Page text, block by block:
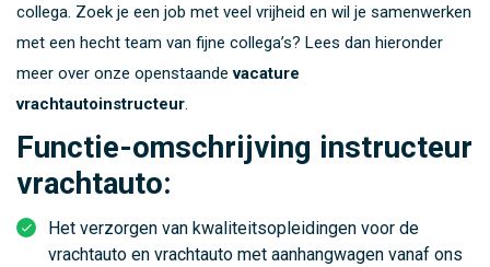
collega. Zoek je een job met veel vrijheid en wil je samenwerken
met een hecht team van fijne collega’s? Lees dan hieronder
meer over onze openstaandevacature
vrachtautoinstructeur
Functie-omschrijving instructeur
vrachtauto:
Het verzorgen van kwaliteitsopleidingen voor de
vrachtauto en vrachtauto met aanhangwagen vanaf ons